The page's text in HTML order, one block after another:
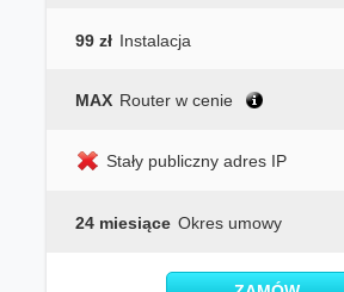
99 zł Instalacja
MAX Router w cenie
Stały publiczny adres IP
24 miesiące Okres umowy